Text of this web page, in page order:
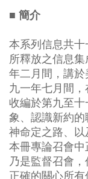
■ 簡介
本系列信息共十
所釋放之信息
年二月間，講
九一年七月間，
收編於第九至
象、認識新約的
神命定之路、以
本冊專論召會
乃是監督召會
正確的關心所